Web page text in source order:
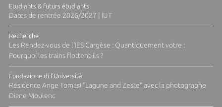
Etudiants & futurs étudiants
Dates de rentrée 2026/2027 | IUT
Recherche
Les Rendez-vous de l'IES Cargèse : Quantiquement votre :
Pourquoi les trains flottent-ils ?
Fundazione di l'Università
Résidence Ange Tomasi "Lagune and Zeste" avec la photographe
Diane Moulenc